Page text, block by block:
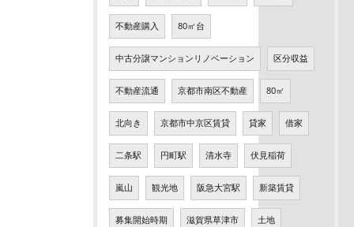
不動産購入 80㎡台
中古分譲マンションリノベーション 区分収益
不動産流通 京都市南区不動産 80㎡
北向き 京都市中京区賃貸 貸家 借家
二条駅 円町駅 清水寺 伏見稲荷
嵐山 観光地 阪急大宮駅 新築賃貸
募集開始時期 滋賀県草津市 土地